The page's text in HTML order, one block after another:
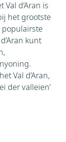
d’Aran is
het grootste
populairste
kunt
Val d’Aran,
der valleien’